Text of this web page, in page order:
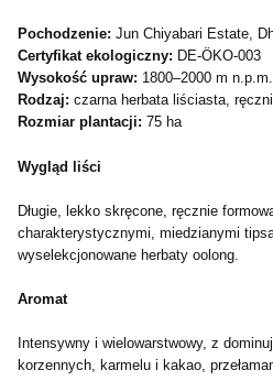
Pochodzenie: Jun Chiyabari Estate,
Certyfikat ekologiczny: DE-ÖKO-003
Wysokość upraw: 1800–2000 m n.p.m.
Rodzaj: czarna herbata liściasta,
Rozmiar plantacji: 75 ha
Wygląd liści
Długie, lekko skręcone, ręcznie
charakterystycznymi, miedzianymi
wyselekcjonowane herbaty oolong.
Aromat
Intensywny i wielowarstwowy, z
korzennych, karmelu i kakao,